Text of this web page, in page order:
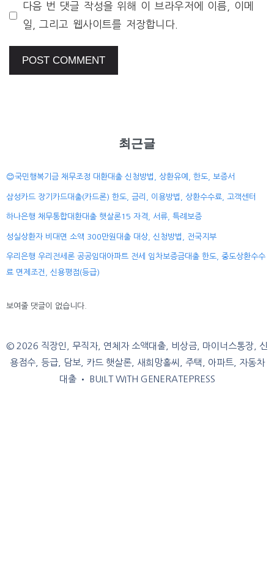
다음 번 댓글 작성을 위해 이 브라우저에 이름, 이메
일, 그리고 웹사이트를 저장합니다.
최근글
😊국민행복기금 채무조정 대환대출 신청방법, 상환유예, 한도, 보증서
삼성카드 장기카드대출(카드론) 한도, 금리, 이용방법, 상환수수료, 고객센터
하나은행 채무통합대환대출 햇살론15 자격, 서류, 특례보증
성실상환자 비대면 소액 300만원대출 대상, 신청방법, 전국지부
우리은행 우리전세론 공공임대아파트 전세 임차보증금대출 한도, 중도상환수수
료 면제조건, 신용평점(등급)
보여줄 댓글이 없습니다.
© 2026 직장인, 무직자, 연체자 소액대출, 비상금, 마이너스통장, 신
용점수, 등급, 담보, 카드 햇살론, 새희망홀씨, 주택, 아파트, 자동차
대출• BUILT WITH GENERATEPRESS